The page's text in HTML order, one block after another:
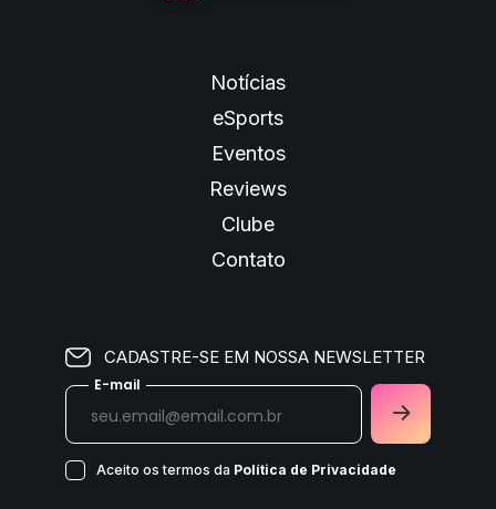
Notícias
eSports
Eventos
Reviews
Clube
Contato
CADASTRE-SE EM NOSSA NEWSLETTER
E-mail
Aceito os termos da Política de Privacidade